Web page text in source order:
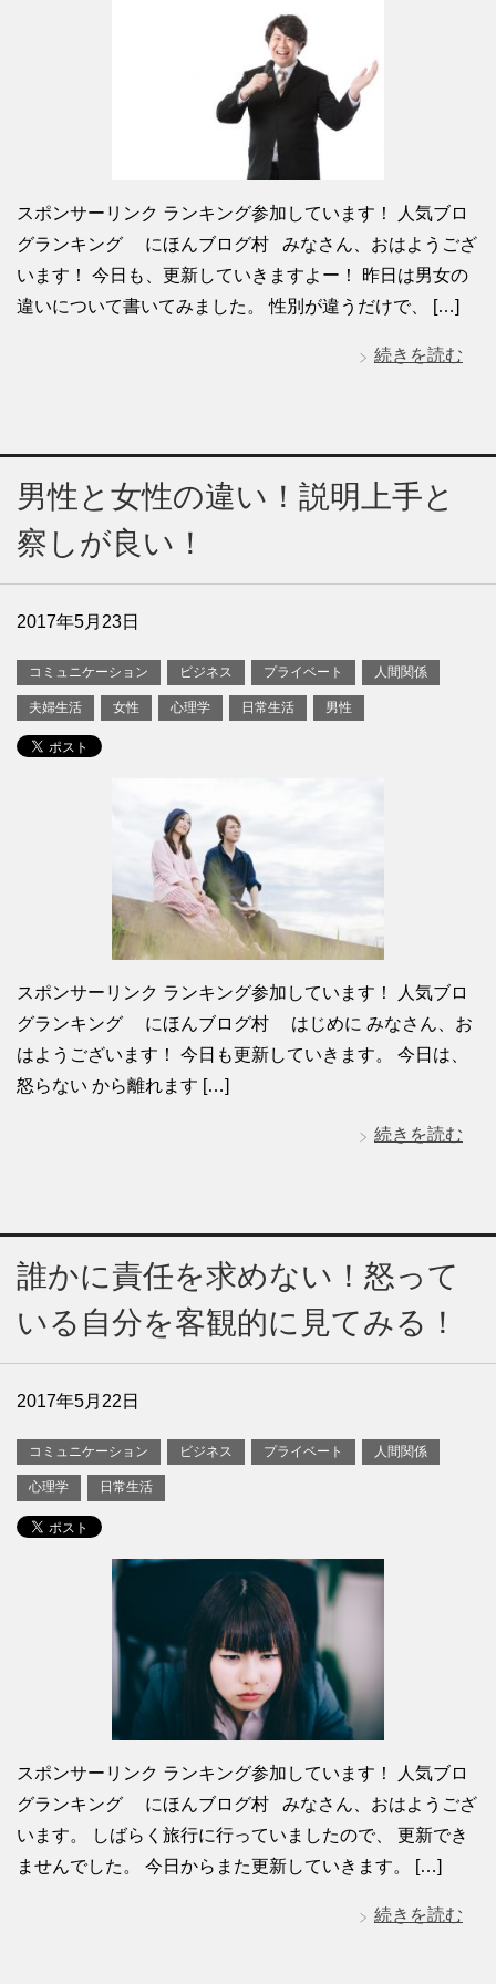
スポンサーリンク ランキング参加しています！ 人気ブロ
グランキング にほんブログ村 みなさん、おはようござ
います！ 今日も、更新していきますよー！ 昨日は男女の
違いについて書いてみました。 性別が違うだけで、 […]
続きを読む
男性と女性の違い！説明上手と
察しが良い！
2017年5月23日
コミュニケーション ビジネス プライベート 人間関係
夫婦生活 女性 心理学 日常生活 男性
スポンサーリンク ランキング参加しています！ 人気ブロ
グランキング にほんブログ村 はじめに みなさん、お
はようございます！ 今日も更新していきます。 今日は、
怒らない から離れます […]
続きを読む
誰かに責任を求めない！怒って
いる自分を客観的に見てみる！
2017年5月22日
コミュニケーション ビジネス プライベート 人間関係
心理学 日常生活
スポンサーリンク ランキング参加しています！ 人気ブロ
グランキング にほんブログ村 みなさん、おはようござ
います。 しばらく旅行に行っていましたので、 更新でき
ませんでした。 今日からまた更新していきます。 […]
続きを読む